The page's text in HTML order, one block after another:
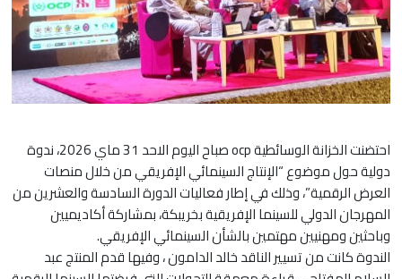
احتضنت الخزانة الوسائطية ocp صباح اليوم الاحد 31 ماي 2026، ندوة
دولية حول موضوع “الإنتاج السينمائي الإفريقي من خلال منصات
العرض الرقمية”، وذلك في إطار فعاليات الدورة السادسة والعشرين من
المهرجان الدولي للسينما الإفريقية بخريبكة، بمشاركة أكاديميين
وباحثين ومهنيين مهتمين بالشأن السينمائي الإفريقي.
الندوة كانت من تسيير الناقد خالد الدامون ، وفيها قدم المنتج عبد